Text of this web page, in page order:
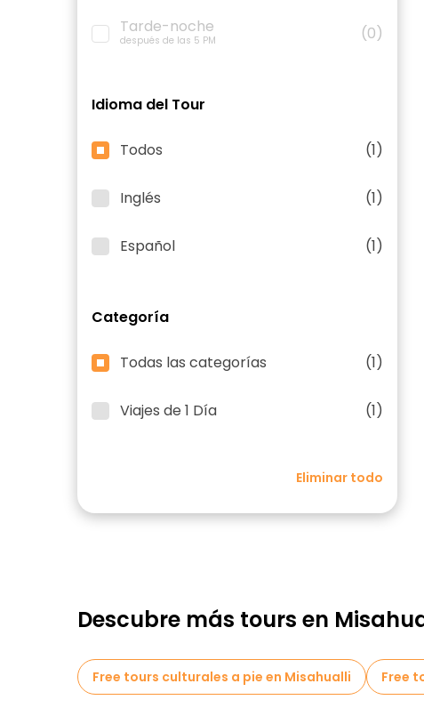
Tarde-noche
después de las 5 PM (0)
Idioma del Tour
Todos (1)
Inglés (1)
Español (1)
Categoría
Todas las categorías (1)
Viajes de 1 Día (1)
Eliminar todo
Descubre más tours en
Free tours culturales a pie en Misahualli Free